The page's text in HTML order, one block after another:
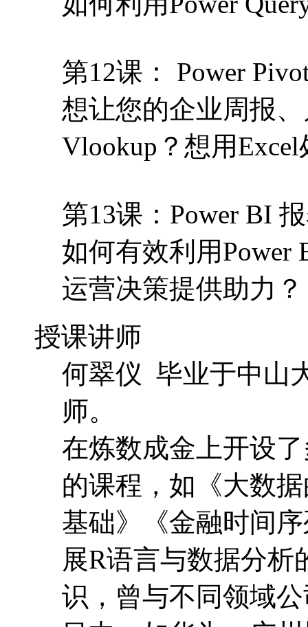
第12课： Power
想让您的企业周报
Vlookup？想用
第13课：Power BI
如何有效利用Power
运营决策提供助力？
授课讲师
何翠仪 毕业于中山
师。
在炼数成金上开设
的课程，如《大数
基础》《金融时间
展R语言与数据分
识，曾与不同领域